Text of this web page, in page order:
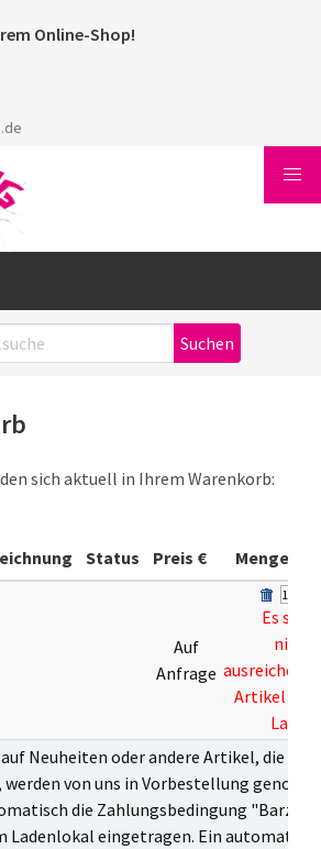
Online-Shop!
sich aktuell in Ihrem Warenkorb:
Status Preis € Menge
Auf
Anfrage
Es sind
nicht
ausreichend
Artikel auf
Lager
Neuheiten oder andere Artikel, die zur
werden von uns in Vorbestellung
die Zahlungsbedingung
Ladenlokal eingetragen. Ein